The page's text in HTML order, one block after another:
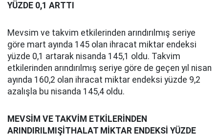
YÜZDE 0,1 ARTTI
Mevsim ve takvim etkilerinden arındırılmış seriye
göre mart ayında 145 olan ihracat miktar endeksi
yüzde 0,1 artarak nisanda 145,1 oldu. Takvim
etkilerinden arındırılmış seriye göre de geçen yıl nisan
ayında 160,2 olan ihracat miktar endeksi yüzde 9,2
azalışla bu nisanda 145,4 oldu.
MEVSİM VE TAKVİM ETKİLERİNDEN
ARINDIRILMIŞİTHALAT MİKTAR ENDEKSİ YÜZDE